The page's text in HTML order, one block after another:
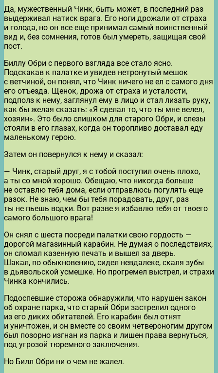
Да, мужественный Чинк, быть может, в последний раз
выдерживал натиск врага. Его ноги дрожали от страха
и голода, но он все еще принимал самый воинственный
вид и, без сомнения, готов был умереть, защищая свой
пост.
Биллу Обри с первого взгляда все стало ясно.
Подскакав к палатке и увидев нетронутый мешок
с ветчиной, он понял, что Чинк ничего не ел с самого дня
его отъезда. Щенок, дрожа от страха и усталости,
подполз к нему, заглянул ему в лицо и стал лизать руку,
как бы желая сказать: «Я сделал то, что ты мне велел,
хозяин». Это было слишком для старого Обри, и слезы
стояли в его глазах, когда он торопливо доставал еду
маленькому герою.
Затем он повернулся к нему и сказал:
— Чинк, старый друг, я с тобой поступил очень плохо,
а ты со мной хорошо. Обещаю, что никогда больше
не оставлю тебя дома, если отправлюсь погулять еще
разок. Не знаю, чем бы тебя порадовать, друг, раз
ты не пьешь водки. Вот разве я избавлю тебя от твоего
самого большого врага!
Он снял с шеста посреди палатки свою гордость —
дорогой магазинный карабин. Не думая о последствиях,
он сломал казенную печать и вышел за дверь.
Шакал, по обыкновению, сидел невдалеке, скаля зубы
в дьявольской усмешке. Но прогремел выстрел, и страхи
Чинка кончились.
Подоспевшие сторожа обнаружили, что нарушен закон
об охране парка, что старый Обри застрелил одного
из его диких обитателей. Его карабин был отнят
и уничтожен, и он вместе со своим четвероногим другом
был позорно изгнан из парка и лишен права вернуться,
под угрозой тюремного заключения.
Но Билл Обри ни о чем не жалел.